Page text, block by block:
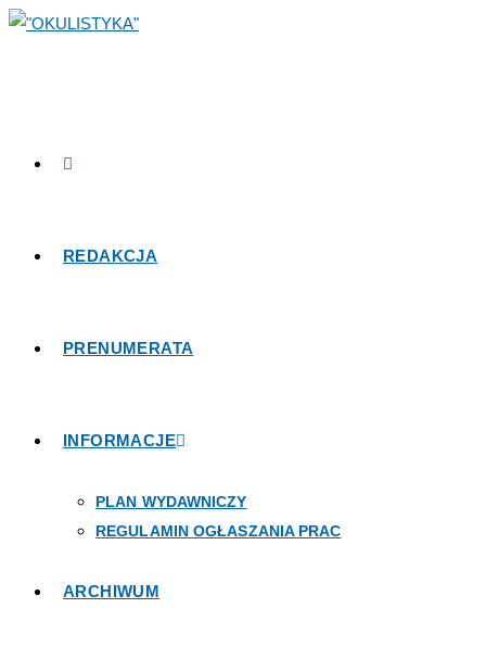
REDAKCJA
PRENUMERATA
INFORMACJE
PLAN WYDAWNICZY
REGULAMIN OGŁASZANIA PRAC
ARCHIWUM